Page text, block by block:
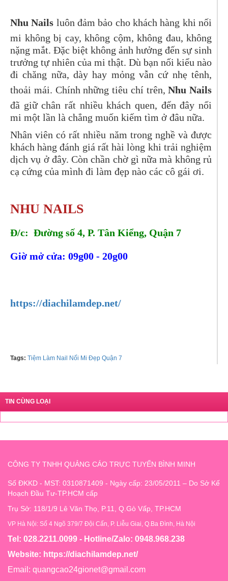
Nhu Nails luôn đảm bảo cho khách hàng khi nối
mi không bị cay, không cộm, không đau, không
nặng mắt. Đặc biệt không ảnh hưởng đến sự sinh
trưởng tự nhiên của mi thật. Dù bạn nối kiểu nào
đi chăng nữa, dày hay mỏng vẫn cứ nhẹ tênh,
thoải mái. Chính những tiêu chí trên,Nhu Nails
đã giữ chân rất nhiều khách quen, đến đây nối
mi một lần là chẳng muốn kiếm tìm ở đâu nữa.
Nhân viên có rất nhiều năm trong nghề và được
khách hàng đánh giá rất hài lòng khi trải nghiệm
dịch vụ ở đây. Còn chần chờ gì nữa mà không rủ
cạ cứng của mình đi làm đẹp nào các cô gái ơi.
NHU NAILS
Đ/c: Đường số 4, P. Tân Kiểng, Quận 7
Giờ mở cửa: 09g00 - 20g00
https://diachilamdep.net/
Tags: Tiệm Làm Nail Nối Mi Đẹp Quận 7
TIN CÙNG LOẠI
CÔNG TY TNHH QUẢNG CÁO TRỰC TUYẾN BÌNH MINH
Số ĐKKD - MST: 0310871409 - Ngày cấp: 23/05/2011 – Do Sở Kế
Hoạch Đầu Tư-TP.HCM cấp
Trụ Sở: 118/1/9 Lê Văn Thọ, P.11, Q.Gò Vấp, TP.HCM
VP Hà Nội: Số 4 Ngõ 379/7 Đội Cấn, P. Liễu Giai, Q.Ba Đình, Hà Nội
Tel: 028.2211.0099 - Hotline/Zalo: 0948.968.238
Website: https://diachilamdep.net/
Email: quangcao24gionet@gmail.com